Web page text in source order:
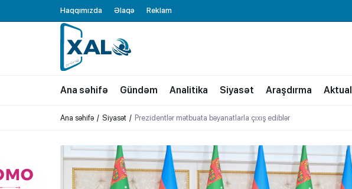
Haqqımızda Əlaqə Reklam
XALQ.ONLINE
ONLAYN PLATFORMA
Ana səhifə Gündəm Analitika Siyasət Araşdırma Aktual
Ana səhifə Siyasət Prezidentlər mətbuata bəyanatlarla çıxış ediblər